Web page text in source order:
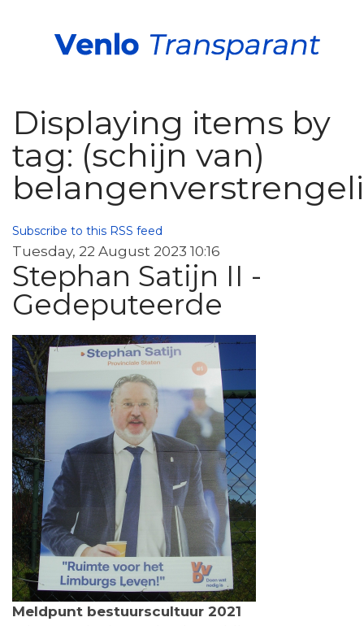
Displaying items by
tag: (schijn van)
Subscribe to this RSS feed
Tuesday, 22 August 2023 10:16
Stephan Satijn II -
Gedeputeerde
Meldpunt bestuurscultuur 2021